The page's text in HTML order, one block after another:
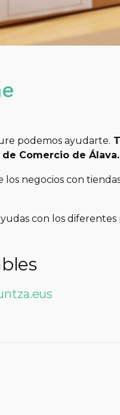
podemos ayudarte.
Comercio de Álava.
negocios con
con los